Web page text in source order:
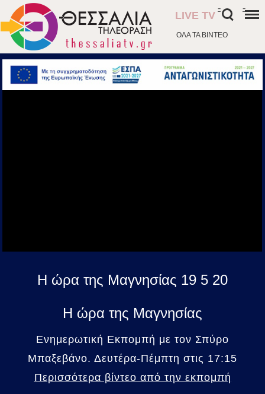
ΟΛΑ ΤΑ ΒΙΝΤΕΟ
LIVE TV
- -
Η ώρα της Μαγνησίας 19 5 20
Η ώρα της Μαγνησίας
Ενημερωτική Εκπομπή με τον Σπύρο
Μπαξεβάνο. Δευτέρα-Πέμπτη στις 17:15
Περισσότερα βίντεο από την εκπομπή